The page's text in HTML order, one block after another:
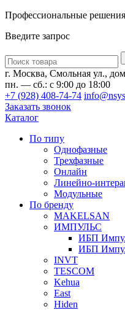
Профессиональные
Введите запрос
Введите
запрос
г. Москва, Смольная ул.,
пн. — сб.: с 9:00 до 18:00
+7 (928) 408-74-74
Заказать звонок
Каталог
По типу
Однофазные
Трехфазные
Онлайн
Линейно-
Модульные
По бренду
MAKELSAN
ИМПУЛЬС
ИБП
ИБП
INVT
TESCOM
Kehua
East
Hiden